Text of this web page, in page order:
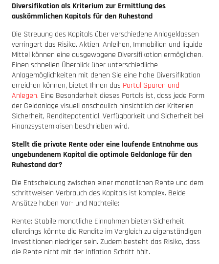
Diversifikation als Kriterium zur Ermittlung des
auskömmlichen Kapitals für den Ruhestand
Die Streuung des Kapitals über verschiedene Anlageklassen
verringert das Risiko. Aktien, Anleihen, Immobilien und liquide
Mittel können eine ausgewogene Diversifikation ermöglichen.
Einen schnellen Überblick über unterschiedliche
Anlagemöglichkeiten mit denen Sie eine hohe Diversifikation
erreichen können, bietet Ihnen das Portal Sparen und
Anlegen. Eine Besonderheit dieses Portals ist, dass jede Form
der Geldanlage visuell anschaulich hinsichtlich der Kriterien
Sicherheit, Renditepotential, Verfügbarkeit und Sicherheit bei
Finanzsystemkrisen beschrieben wird.
Stellt die private Rente oder eine laufende Entnahme aus
ungebundenem Kapital die optimale Geldanlage für den
Ruhestand dar?
Die Entscheidung zwischen einer monatlichen Rente und dem
schrittweisen Verbrauch des Kapitals ist komplex. Beide
Ansätze haben Vor- und Nachteile:
Rente: Stabile monatliche Einnahmen bieten Sicherheit,
allerdings könnte die Rendite im Vergleich zu eigenständigen
Investitionen niedriger sein. Zudem besteht das Risiko, dass
die Rente nicht mit der Inflation Schritt hält.